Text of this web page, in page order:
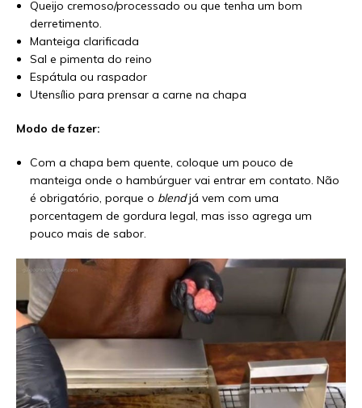
Queijo cremoso/processado ou que tenha um bom
derretimento.
Manteiga clarificada
Sal e pimenta do reino
Espátula ou raspador
Utensílio para prensar a carne na chapa
Modo de fazer:
Com a chapa bem quente, coloque um pouco de
manteiga onde o hambúrguer vai entrar em contato. Não
é obrigatório, porque o blendjá vem com uma
porcentagem de gordura legal, mas isso agrega um
pouco mais de sabor.